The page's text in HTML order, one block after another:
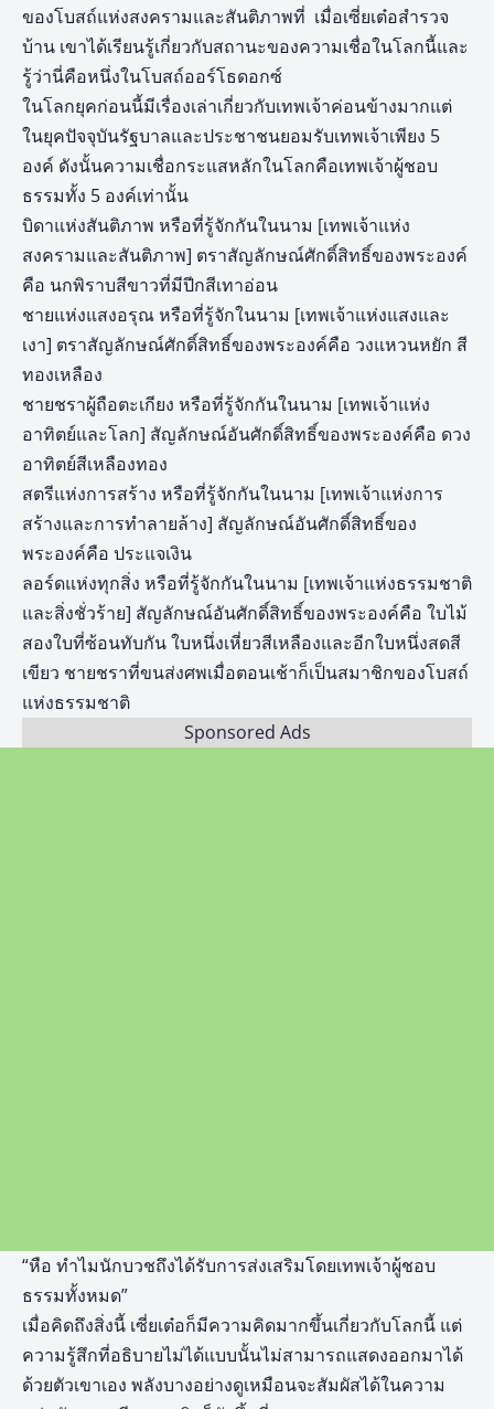
ของโบสถ์แห่งสงครามและสันติภาพที่ เมื่อเซี่ยเต๋อสำรวจ
บ้าน เขาได้เรียนรู้เกี่ยวกับสถานะของความเชื่อในโลกนี้และ
รู้ว่านี่คือหนึ่งในโบสถ์ออร์โธดอกซ์
ในโลกยุคก่อนนี้มีเรื่องเล่าเกี่ยวกับเทพเจ้าค่อนข้างมากแต่
ในยุคปัจจุบันรัฐบาลและประชาชนยอมรับเทพเจ้าเพียง 5
องค์ ดังนั้นความเชื่อกระแสหลักในโลกคือเทพเจ้าผู้ชอบ
ธรรมทั้ง 5 องค์เท่านั้น
บิดาแห่งสันติภาพ หรือที่รู้จักกันในนาม [เทพเจ้าแห่ง
สงครามและสันติภาพ] ตราสัญลักษณ์ศักดิ์สิทธิ์ของพระองค์
คือ นกพิราบสีขาวที่มีปีกสีเทาอ่อน
ชายแห่งแสงอรุณ หรือที่รู้จักในนาม [เทพเจ้าแห่งแสงและ
เงา] ตราสัญลักษณ์ศักดิ์สิทธิ์ของพระองค์คือ วงแหวนหยัก สี
ทองเหลือง
ชายชราผู้ถือตะเกียง หรือที่รู้จักกันในนาม [เทพเจ้าแห่ง
อาทิตย์และโลก] สัญลักษณ์อันศักดิ์สิทธิ์ของพระองค์คือ ดวง
อาทิตย์สีเหลืองทอง
สตรีแห่งการสร้าง หรือที่รู้จักกันในนาม [เทพเจ้าแห่งการ
สร้างและการทำลายล้าง] สัญลักษณ์อันศักดิ์สิทธิ์ของ
พระองค์คือ ประแจเงิน
ลอร์ดแห่งทุกสิ่ง หรือที่รู้จักกันในนาม [เทพเจ้าแห่งธรรมชาติ
และสิ่งชั่วร้าย] สัญลักษณ์อันศักดิ์สิทธิ์ของพระองค์คือ ใบไม้
สองใบที่ซ้อนทับกัน ใบหนึ่งเหี่ยวสีเหลืองและอีกใบหนึ่งสดสี
เขียว ชายชราที่ขนส่งศพเมื่อตอนเช้าก็เป็นสมาชิกของโบสถ์
แห่งธรรมชาติ
Sponsored Ads
“หือ ทำไมนักบวชถึงได้รับการส่งเสริมโดยเทพเจ้าผู้ชอบ
ธรรมทั้งหมด”
เมื่อคิดถึงสิ่งนี้ เซี่ยเต๋อก็มีความคิดมากขึ้นเกี่ยวกับโลกนี้ แต่
ความรู้สึกที่อธิบายไม่ได้แบบนั้นไม่สามารถแสดงออกมาได้
ด้วยตัวเขาเอง พลังบางอย่างดูเหมือนจะสัมผัสได้ในความ